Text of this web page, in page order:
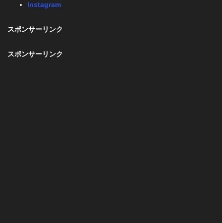
Instagram
スポンサーリンク
スポンサーリンク